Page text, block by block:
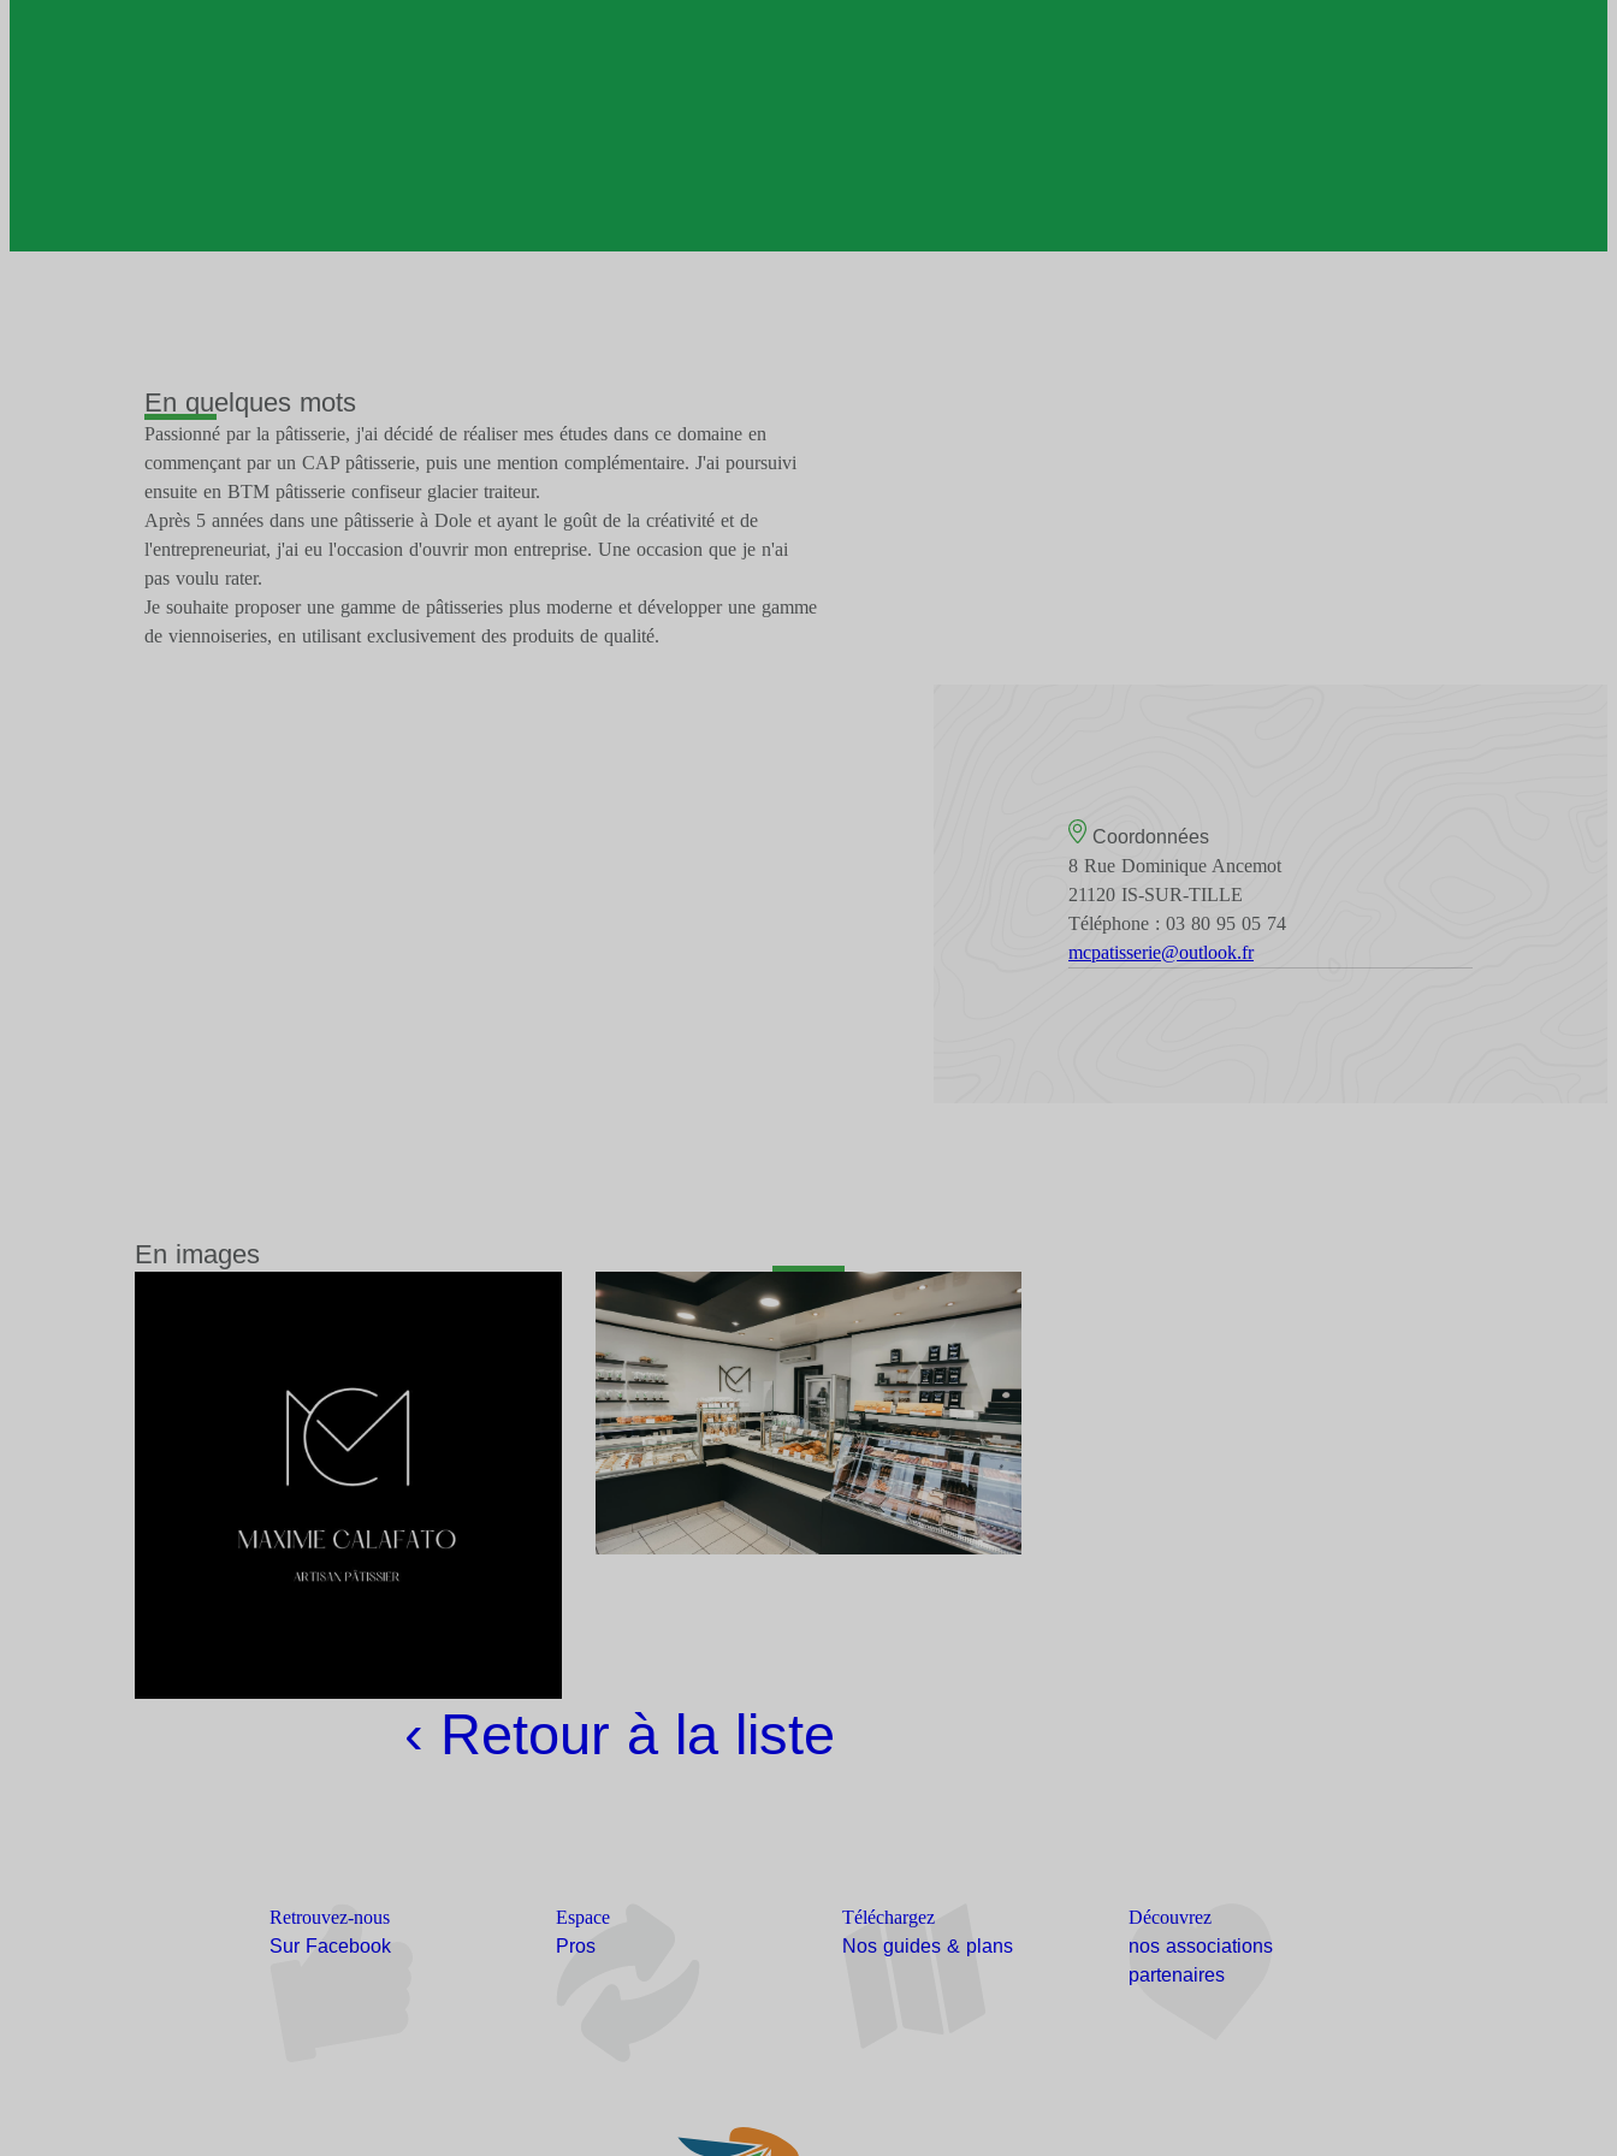
En quelques mots
Passionné par la pâtisserie, j'ai décidé de réaliser mes études dans ce domaine en
commençant par un CAP pâtisserie, puis une mention complémentaire. J'ai poursuivi
ensuite en BTM pâtisserie confiseur glacier traiteur.
Après 5 années dans une pâtisserie à Dole et ayant le goût de la créativité et de
l'entrepreneuriat, j'ai eu l'occasion d'ouvrir mon entreprise.​ Une occasion que je n'ai
pas voulu rater.
Je souhaite proposer une gamme de pâtisseries plus moderne et développer une gamme
de viennoiseries, en utilisant exclusivement des produits de qualité.​
Coordonnées
8 Rue Dominique Ancemot
21120 IS-SUR-TILLE
Téléphone : 03 80 95 05 74
mcpatisserie@outlook.fr
En images
‹ Retour à la liste
Retrouvez-nous
Sur Facebook
Espace
Pros
Téléchargez
Nos guides & plans
Découvrez
nos associations
partenaires